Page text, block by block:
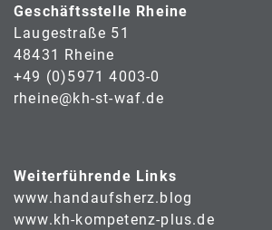
Geschäftsstelle Rheine
Laugestraße 51
48431 Rheine
+49 (0)5971 4003-0
rheine@kh-st-waf.de
Weiterführende Links
www.handaufsherz.blog
www.kh-kompetenz-plus.de